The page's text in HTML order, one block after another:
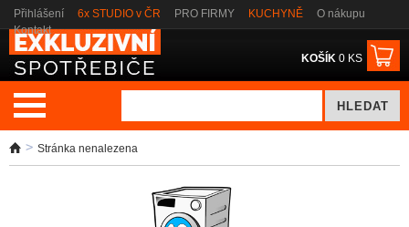
Přihlášení 6x STUDIO v ČR PRO FIRMY KUCHYNĚ
O nákupu
Kontakt
KOŠÍK 0 KS
Stránka nenalezena